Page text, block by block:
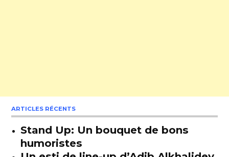
ARTICLES RÉCENTS
Stand Up: Un bouquet de bons
humoristes